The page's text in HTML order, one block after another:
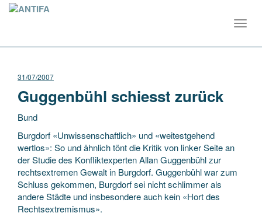
31/07/2007
Guggenbühl schiesst zurück
Bund
Burgdorf «Unwissenschaftlich» und «weitestgehend
wertlos»: So und ähnlich tönt die Kritik von linker Seite an
der Studie des Konfliktexperten Allan Guggenbühl zur
rechtsextremen Gewalt in Burgdorf. Guggenbühl war zum
Schluss gekommen, Burgdorf sei nicht schlimmer als
andere Städte und insbesondere auch kein «Hort des
Rechtsextremismus».